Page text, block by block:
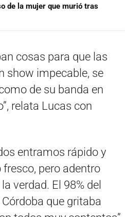
de la mujer que murió tras
cosas para que las
show impecable, se
de su banda en
relata Lucas con
entramos rápido y
pero adentro
verdad. El 98% del
que gritaba